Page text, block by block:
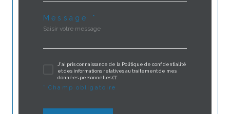
Message *
J'ai pris connaissance de la Politique de confidentialité
et des informations relatives au traitement de mes
données personnelles (*)*
* Champ obligatoire